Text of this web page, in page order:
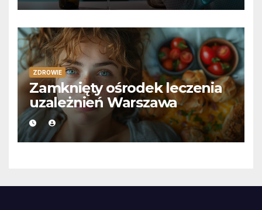
ZDROWIE
Zamknięty ośrodek leczenia
uzależnień Warszawa